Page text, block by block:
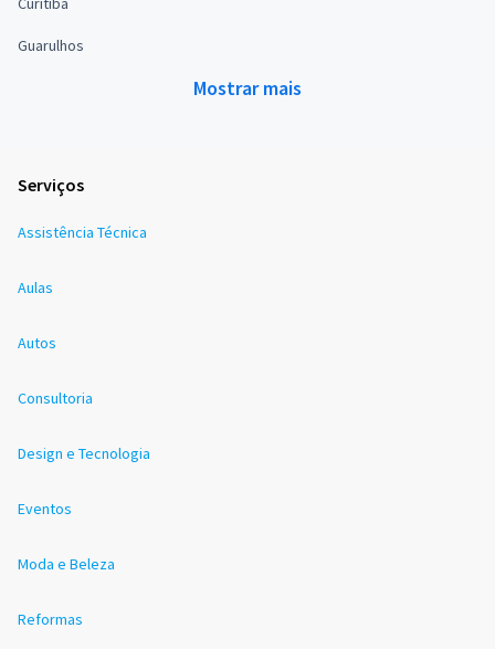
Guarulhos
Mostrar mais
Serviços
Assistência Técnica
Aulas
Autos
Consultoria
Design e Tecnologia
Eventos
Moda e Beleza
Reformas